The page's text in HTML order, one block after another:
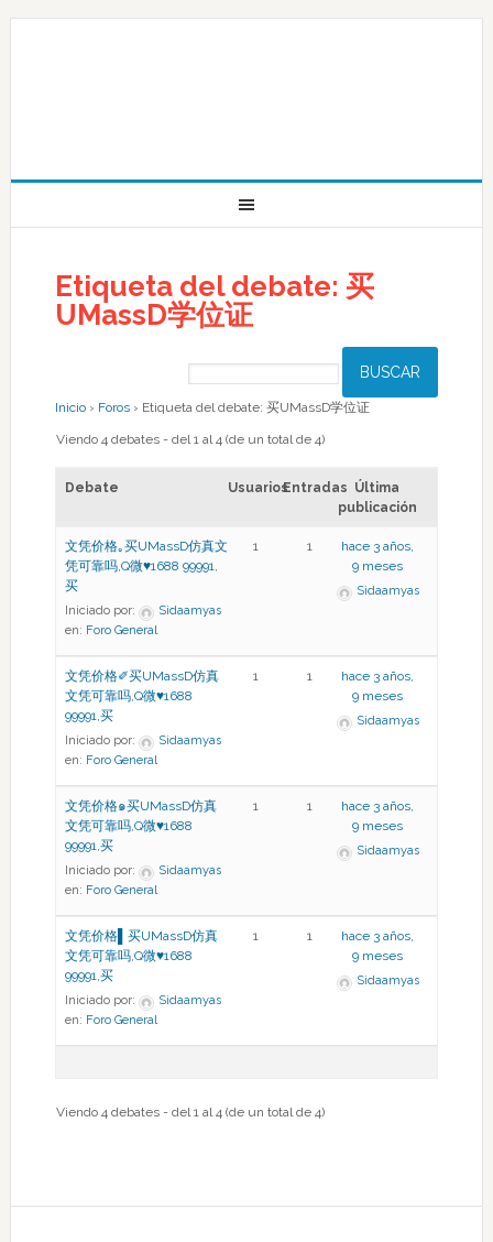
Etiqueta del debate: 买
UMassD学位证
Inicio › Foros › Etiqueta del debate: 买UMassD学位证
Viendo 4 debates - del 1 al 4 (de un total de 4)
Debate UsuariosEntradas Última
publicación
文凭价格｡买UMassD仿真文
凭可靠吗,Q微♥1688 99991,
买
Iniciado por:
Sidaamyas
en: Foro General
1 1
hace 3 años,
9 meses
Sidaamyas
文凭价格✐买UMassD仿真
文凭可靠吗,Q微♥1688
99991,买
Iniciado por:
Sidaamyas
en: Foro General
1 1
hace 3 años,
9 meses
Sidaamyas
文凭价格๑买UMassD仿真
文凭可靠吗,Q微♥1688
99991,买
Iniciado por:
Sidaamyas
en: Foro General
1 1
hace 3 años,
9 meses
Sidaamyas
文凭价格▌买UMassD仿真
文凭可靠吗,Q微♥1688
99991,买
Iniciado por:
Sidaamyas
en: Foro General
1 1
hace 3 años,
9 meses
Sidaamyas
Viendo 4 debates - del 1 al 4 (de un total de 4)